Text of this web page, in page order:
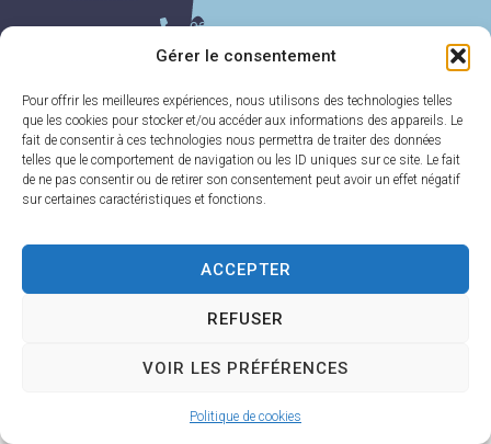
Gérer le consentement
Pour offrir les meilleures expériences, nous utilisons des technologies telles
que les cookies pour stocker et/ou accéder aux informations des appareils. Le
fait de consentir à ces technologies nous permettra de traiter des données
telles que le comportement de navigation ou les ID uniques sur ce site. Le fait
de ne pas consentir ou de retirer son consentement peut avoir un effet négatif
sur certaines caractéristiques et fonctions.
ACCEPTER
REFUSER
VOIR LES PRÉFÉRENCES
Politique de cookies
12h00
02 37 24 00 05
Plan
du site
Accessi
bilité
Confiden
tialité
Mentions
légales
Illiers-Combray 2025 -
Propulsé par Utopia